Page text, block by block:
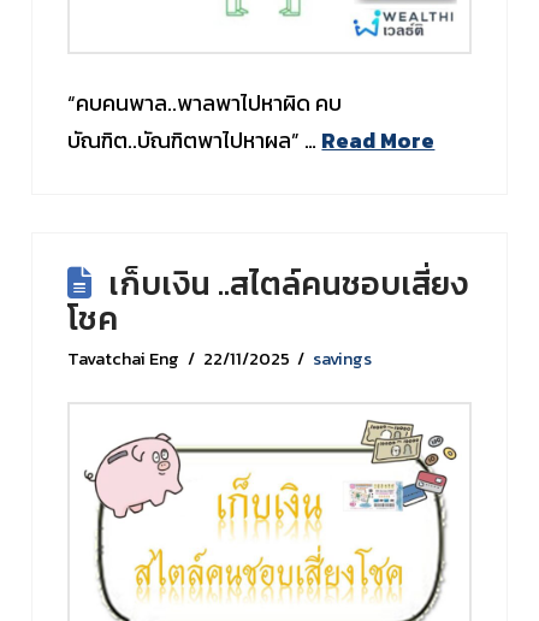
“คบคนพาล..พาลพาไปหาผิด คบ
บัณฑิต..บัณฑิตพาไปหาผล” … Read More
เก็บเงิน ..สไตล์คนชอบเสี่ยง
โชค
Tavatchai Eng 22/11/2025 savings